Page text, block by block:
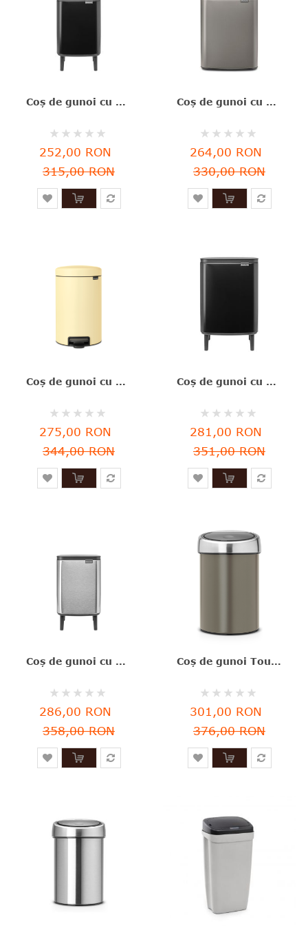
Coș de gunoi cu acționare manuală, negru, inox, 7 l, Bo Waste Bin Hi, Brabantia-8710755227141
Rating:
0%
252,00 RON
315,00 RON
Coș de gunoi cu acționare manuală, platină, inox, 12 l, Bo Waste Bin, Brabantia -8710755230387
Rating:
0%
264,00 RON
330,00 RON
Coş de gunoi cu pedală, galben soft, inox, 12 l, NewIcon, Brabantia - 8710755233807
Rating:
0%
275,00 RON
344,00 RON
Coș de gunoi cu acționare manuală, negru, inox, 12 l, Bo Waste Bin Hi, Brabantia-8710755227226
Rating:
0%
281,00 RON
351,00 RON
Coș de gunoi cu acționare manuală, inox mat, 7 l, Bo Waste Bin Hi,FPP, Brabantia-8710755227189
Rating:
0%
286,00 RON
358,00 RON
Coş de gunoi Touch, gri închis, inox, 3 l, Brabantia - 8710755364464
Rating:
0%
301,00 RON
376,00 RON